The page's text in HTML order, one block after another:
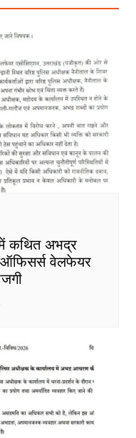
में कथित अभद्र
ऑफिसर्स वेलफेयर